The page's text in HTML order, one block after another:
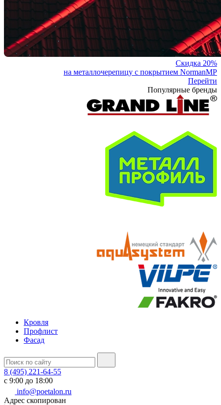
Скидка 20%
на металлочерепицу с покрытием NormanMP
Перейти
Популярные бренды
Кровля
Профлист
Фасад
8 (495) 221-64-55
с 9:00 до 18:00
info@poetalon.ru
Адрес скопирован